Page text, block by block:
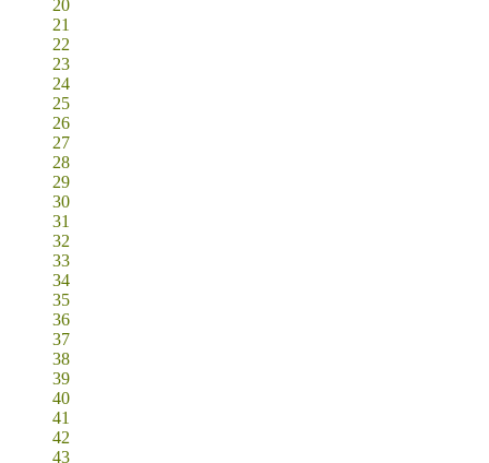
20
21
22
23
24
25
26
27
28
29
30
31
32
33
34
35
36
37
38
39
40
41
42
43